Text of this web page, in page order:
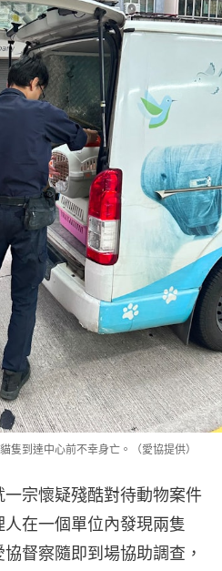
隻到達中心前不幸身亡。（愛協提供）
宗懷疑殘酷對待動物案件
在一個單位內發現兩隻
督察隨即到場協助調查，